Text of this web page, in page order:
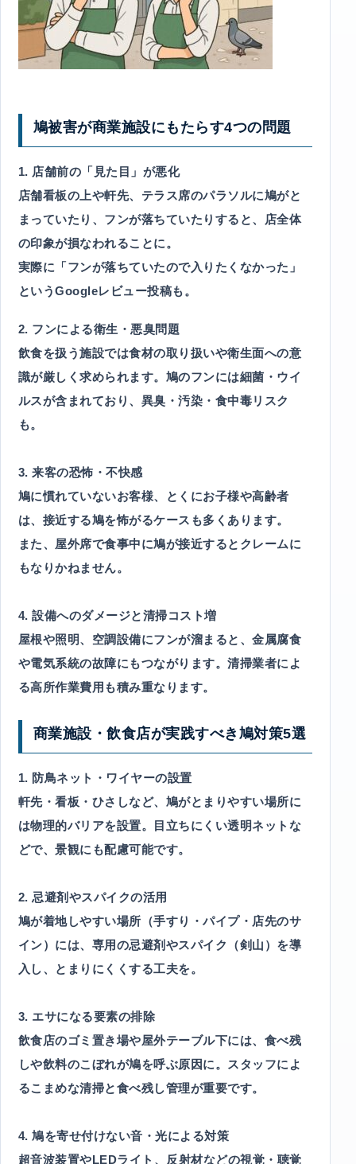
鳩被害が商業施設にもたらす4つの問題
1. 店舗前の「見た目」が悪化
店舗看板の上や軒先、テラス席のパラソルに鳩がと
まっていたり、フンが落ちていたりすると、店全体
の印象が損なわれることに。
実際に「フンが落ちていたので入りたくなかった」
というGoogleレビュー投稿も。
2. フンによる衛生・悪臭問題
飲食を扱う施設では食材の取り扱いや衛生面への意
識が厳しく求められます。鳩のフンには細菌・ウイ
ルスが含まれており、異臭・汚染・食中毒リスク
も。
3. 来客の恐怖・不快感
鳩に慣れていないお客様、とくにお子様や高齢者
は、接近する鳩を怖がるケースも多くあります。
また、屋外席で食事中に鳩が接近するとクレームに
もなりかねません。
4. 設備へのダメージと清掃コスト増
屋根や照明、空調設備にフンが溜まると、金属腐食
や電気系統の故障にもつながります。清掃業者によ
る高所作業費用も積み重なります。
商業施設・飲食店が実践すべき鳩対策5選
1. 防鳥ネット・ワイヤーの設置
軒先・看板・ひさしなど、鳩がとまりやすい場所に
は物理的バリアを設置。目立ちにくい透明ネットな
どで、景観にも配慮可能です。
2. 忌避剤やスパイクの活用
鳩が着地しやすい場所（手すり・パイプ・店先のサ
イン）には、専用の忌避剤やスパイク（剣山）を導
入し、とまりにくくする工夫を。
3. エサになる要素の排除
飲食店のゴミ置き場や屋外テーブル下には、食べ残
しや飲料のこぼれが鳩を呼ぶ原因に。スタッフによ
るこまめな清掃と食べ残し管理が重要です。
4. 鳩を寄せ付けない音・光による対策
超音波装置やLEDライト、反射材などの視覚・聴覚